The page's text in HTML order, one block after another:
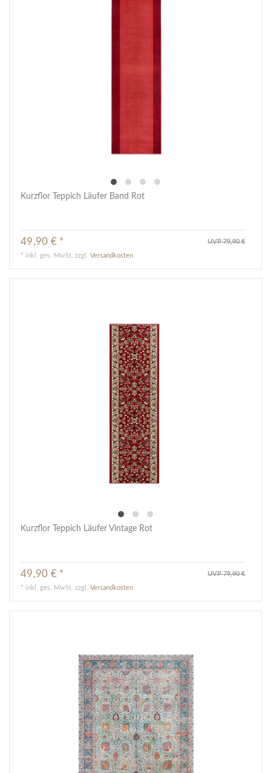
Kurzflor Teppich Läufer Band Rot
UVP 79,90 €
49,90 € *
* inkl. ges. MwSt. zzgl.Versandkosten
Kurzflor Teppich Läufer Vintage Rot
UVP 79,90 €
49,90 € *
* inkl. ges. MwSt. zzgl.Versandkosten